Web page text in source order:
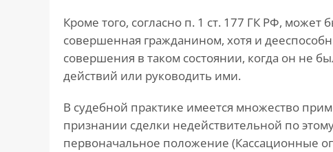
Кроме того, согласно п. 1 ст. 177 ГК РФ,
совершенная гражданином, хотя и
совершения в таком состоянии, когда он не
действий или руководить ими.
В судебной практике имеется множество
признании сделки недействительной по
первоначальное положение (Кассационные